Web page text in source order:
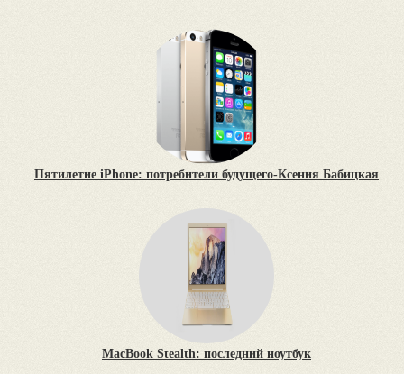
Пятилетие iPhone: потребители будущего-Ксения Бабицкая
MacBook Stealth: последний ноутбук